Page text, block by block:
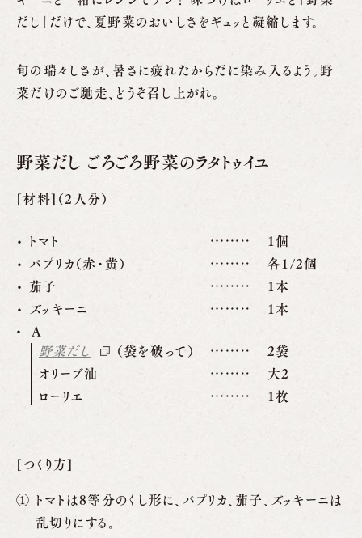
だし」だけで、夏野菜のおいしさをギュッと凝縮します。
旬の瑞々しさが、暑さに疲れたからだに染み入るよう。野
菜だけのご馳走、どうぞ召し上がれ。
野菜だし ごろごろ野菜のラタトゥイユ
[材料]（2人分）
トマト
1個
パプリカ（赤・黄）
各1/2個
茄子
1本
ズッキーニ
1本
A
野菜だし
（袋を破って）
2袋
オリーブ油
大2
ローリエ
1枚
[つくり方]
トマトは8等分のくし形に、パプリカ、茄子、ズッキーニは
乱切りにする。